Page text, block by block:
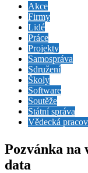
Akce
Firmy
Lidé
Práce
Projekty
Samospráva
Sdružení
Školy
Software
Soutěže
Státní správa
Vědecká
Pozvánka na
data